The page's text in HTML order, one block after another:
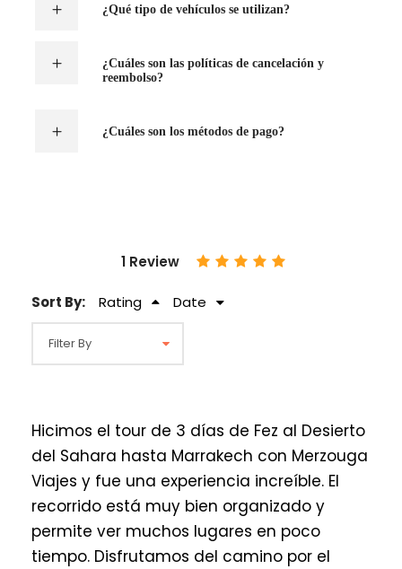
¿Qué tipo de vehículos se utilizan?
¿Cuáles son las políticas de cancelación y
reembolso?
¿Cuáles son los métodos de pago?
1 Review
Sort By: Rating Date
Hicimos el tour de 3 días de Fez al Desierto
del Sahara hasta Marrakech con Merzouga
Viajes y fue una experiencia increíble. El
recorrido está muy bien organizado y
permite ver muchos lugares en poco
tiempo. Disfrutamos del camino por el